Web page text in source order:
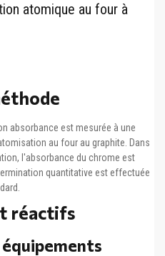
atomique au four à
absorbance est mesurée à une
au four au graphite. Dans
l'absorbance du chrome est
quantitative est effectuée
réactifs